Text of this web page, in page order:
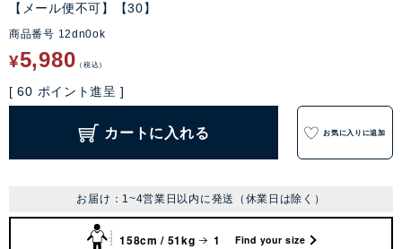
【メール便不可】【30】
商品番号 12dn0ok
¥5,980 税込
[ 60 ポイント進呈 ]
カートに入れる お気に入りに追加
お届け：1~4営業日以内に発送（休業日は除く）
158cm / 51kg 1 Find your size